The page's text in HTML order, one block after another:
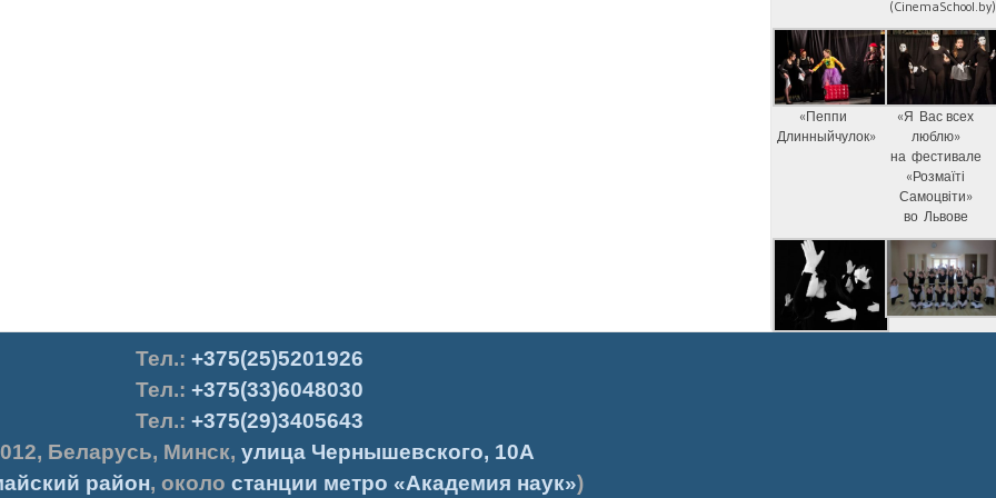
(CinemaSchool.by)
«Пеппи
Длинныйчулок»
«Я Вас всех
люблю»
на фестивале
«Розмаїті
Самоцвіти»
во Львове
Тел.: +375(25)5201926
Тел.: +375(33)6048030
Тел.: +375(29)3405643
, Беларусь, Минск, улица Чернышевского, 10А
район, около станции метро «Академия наук»)